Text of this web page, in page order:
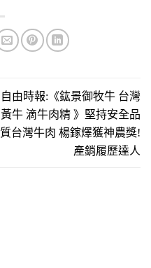
自由時報:《鈜景御牧牛 台灣
黃牛 滴牛肉精 》堅持安全品
質台灣牛肉 楊鎵燡獲神農獎!
產銷履歷達人